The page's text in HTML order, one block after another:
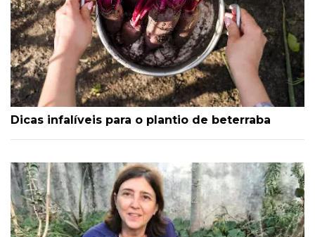
Dicas infalíveis para o plantio de beterraba